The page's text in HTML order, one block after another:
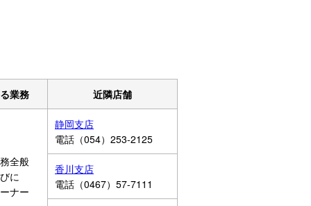
業務 近隣店舗
全般
に
ナー
静岡支店
電話（054）253-2125
香川支店
電話（0467）57-7111